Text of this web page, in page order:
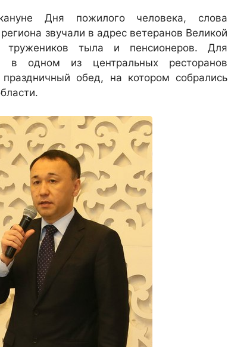
Дня пожилого человека, слова
звучали в адрес ветеранов Великой
тружеников тыла и пенсионеров. Для
в одном из центральных ресторанов
праздничный обед, на котором собрались